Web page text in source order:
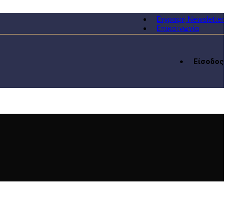
Εγγραφή Newsletter
Επικοινωνία
Είσοδος